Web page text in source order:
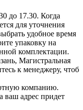
до 17.30. Когда
для уточнения
удобное время
упаковку на
комплектации.
Магистральная
к менеджеру, чтоб
компанию.
ваш адрес придет